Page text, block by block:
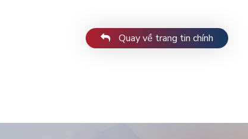
Quay về trang tin chính